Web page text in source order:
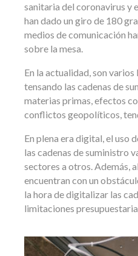
sanitaria del coronavirus y
han dado un giro de 180
medios de comunicación
sobre la mesa.
En la actualidad, son
tensando las cadenas de
materias primas, efectos
conflictos geopolíticos,
En plena era digital, el uso
las cadenas de suministro
sectores a otros. Además,
encuentran con un
la hora de digitalizar las
limitaciones